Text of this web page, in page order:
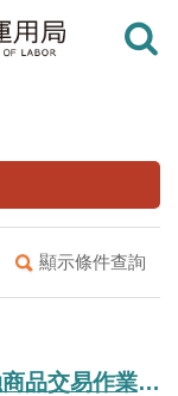
Toggle
顯示條件查詢
國民年金保險基金從事衍生性金融商品交易作業要點